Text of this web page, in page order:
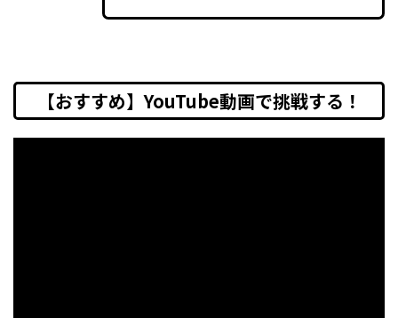
【おすすめ】YouTube動画で挑戦する！